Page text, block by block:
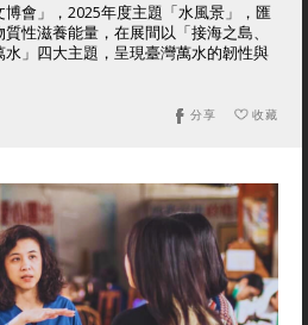
會」，2025年度主題「水風景」，匯
性滋養能量，在展間以「接海之島、
」四大主題，呈現臺灣萬水的韌性與
收藏
分享